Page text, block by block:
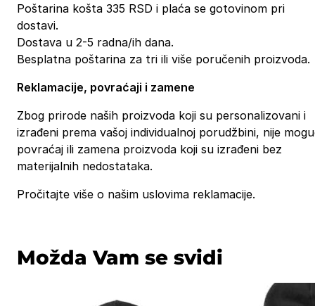
Poštarina košta 335 RSD i plaća se gotovinom pri
dostavi.
Dostava u 2-5 radna/ih dana.
Besplatna poštarina za tri ili više poručenih proizvoda.
Reklamacije, povraćaji i zamene
Zbog prirode naših proizvoda koji su personalizovani i
izrađeni prema vašoj individualnoj porudžbini, nije
povraćaj ili zamena proizvoda koji su izrađeni bez
materijalnih nedostataka.
Pročitajte više o našim uslovima reklamacije.
Možda Vam se svidi